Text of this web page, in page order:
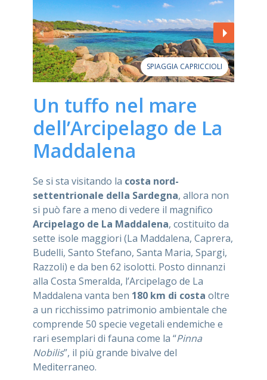
SPIAGGIA CAPRICCIOLI
Un tuffo nel mare
dell’Arcipelago de La
Maddalena
Se si sta visitando la costa nord-
settentrionale della Sardegna, allora non
si può fare a meno di vedere il magnifico
Arcipelago de La Maddalena, costituito da
sette isole maggiori (La Maddalena, Caprera,
Budelli, Santo Stefano, Santa Maria, Spargi,
Razzoli) e da ben 62 isolotti. Posto dinnanzi
alla Costa Smeralda, l’Arcipelago de La
Maddalena vanta ben 180 km di costa oltre
a un ricchissimo patrimonio ambientale che
comprende 50 specie vegetali endemiche e
rari esemplari di fauna come la “Pinna
Nobilis”, il più grande bivalve del
Mediterraneo.